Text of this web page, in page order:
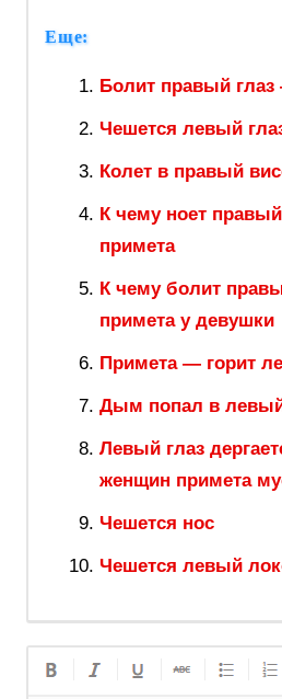
Еще:
Болит правый
Чешется левый
Колет в правый
К чему ноет
примета
К чему болит
примета у девушки
Примета — горит
Дым попал в
Левый глаз
женщин примета
Чешется нос
Чешется левый